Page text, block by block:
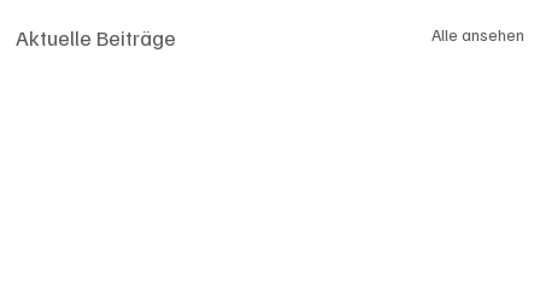
Aktuelle Beiträge Alle ansehen